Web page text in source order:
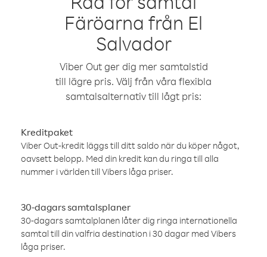
Färöarna från El
Salvador
Viber Out ger dig mer samtalstid
till lägre pris. Välj från våra flexibla
samtalsalternativ till lågt pris:
Kreditpaket
Viber Out-kredit läggs till ditt saldo när du köper något,
oavsett belopp. Med din kredit kan du ringa till alla
nummer i världen till Vibers låga priser.
30-dagars samtalsplaner
30-dagars samtalplanen låter dig ringa internationella
samtal till din valfria destination i 30 dagar med Vibers
låga priser.